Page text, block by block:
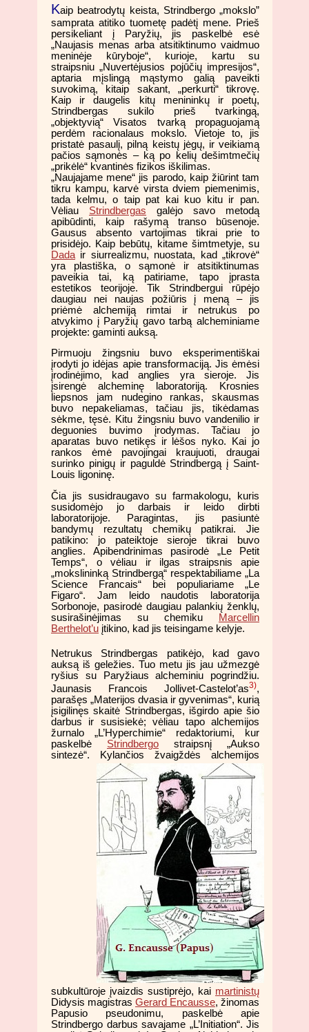
Kaip beatrodytų keista, Strindbergo „mokslo”
samprata atitiko tuometę padėtį mene. Prieš
persikeliant į Paryžių, jis paskelbė esė
„Naujasis menas arba atsitiktinumo vaidmuo
meninėje kūryboje“, kurioje, kartu su
straipsniu „Nuvertėjusios pojūčių impresijos“,
aptaria mįslingą mąstymo galią paveikti
suvokimą, kitaip sakant, „perkurti“ tikrovę.
Kaip ir daugelis kitų menininkų ir poetų,
Strindbergas sukilo prieš tvarkingą,
„objektyvią“ Visatos tvarką propaguojamą
perdėm racionalaus mokslo. Vietoje to, jis
pristatė pasaulį, pilną keistų jėgų, ir veikiamą
pačios sąmonės – ką po kelių dešimtmečių
„prikėlė“ kvantinės fizikos iškilimas.
„Naujajame mene“ jis parodo, kaip žiūrint tam
tikru kampu, karvė virsta dviem piemenimis,
tada kelmu, o taip pat kai kuo kitu ir pan.
Vėliau Strindbergas galėjo savo metodą
apibūdinti, kaip rašymą transo būsenoje.
Gausus absento vartojimas tikrai prie to
prisidėjo. Kaip bebūtų, kitame šimtmetyje, su
Dada ir siurrealizmu, nuostata, kad „tikrovė“
yra plastiška, o sąmonė ir atsitiktinumas
paveikia tai, ką patiriame, tapo įprasta
estetikos teorijoje. Tik Strindbergui rūpėjo
daugiau nei naujas požiūris į meną – jis
priėmė alchemiją rimtai ir netrukus po
atvykimo į Paryžių gavo tarbą alcheminiame
projekte: gaminti auksą.
Pirmuoju žingsniu buvo eksperimentiškai
įrodyti jo idėjas apie transformaciją. Jis ėmėsi
įrodinėjimo, kad anglies yra sieroje. Jis
įsirengė alcheminę laboratoriją. Krosnies
liepsnos jam nudegino rankas, skausmas
buvo nepakeliamas, tačiau jis, tikėdamas
sėkme, tęsė. Kitu žingsniu buvo vandenilio ir
deguonies buvimo įrodymas. Tačiau jo
aparatas buvo netikęs ir lėšos nyko. Kai jo
rankos ėmė pavojingai kraujuoti, draugai
surinko pinigų ir paguldė Strindbergą į Saint-
Louis ligoninę.
Čia jis susidraugavo su farmakologu, kuris
susidomėjo jo darbais ir leido dirbti
laboratorijoje. Paragintas, jis pasiuntė
bandymų rezultatų chemikų patikrai. Jie
patikino: jo pateiktoje sieroje tikrai buvo
anglies. Apibendrinimas pasirodė „Le Petit
Temps“, o vėliau ir ilgas straipsnis apie
„mokslininką Strindbergą“ respektabiliame „La
Science Francais“ bei populiariame „Le
Figaro“. Jam leido naudotis laboratorija
Sorbonoje, pasirodė daugiau palankių ženklų,
susirašinėjimas su chemiku
Marcellin
Berthelot’u įtikino, kad jis teisingame kelyje.
Netrukus Strindbergas patikėjo, kad gavo
auksą iš geležies. Tuo metu jis jau užmezgė
ryšius su Paryžiaus alcheminiu pogrindžiu.
Jaunasis Francois Jollivet-Castelot’as3),
parašęs „Materijos dvasia ir gyvenimas“, kurią
įsigilinęs skaitė Strindbergas, išgirdo apie šio
darbus ir susisiekė; vėliau tapo alchemijos
žurnalo „L’Hyperchimie“ redaktoriumi, kur
paskelbė Strindbergo straipsnį „Aukso
sintezė“. Kylančios žvaigždės alchemijos
subkultūroje įvaizdis sustiprėjo, kai martinistų
Didysis magistras Gerard Encausse, žinomas
Papusio pseudonimu, paskelbė apie
Strindbergo darbus savajame „L’Initiation“. Jis